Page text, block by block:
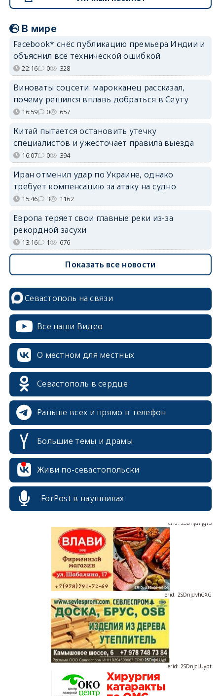
В мире
Facebook* снёс публикацию премьера Индии и
объяснил всё технической ошибкой
22:16 0 328
Виноваты соцсети: марокканец рассказал,
почему решился вплавь добраться в Сеуту
16:59 0 657
Китай пытается остановить утечку
специалистов и ужесточает правила выезда
16:07 0 394
Иран отменил удар по Украине, однако
требует компенсацию за атаку на судно
15:46 3 1162
Европа теряет свои главные реки из-за
рекордной засухи
13:16 1 676
Показать все новости
Севастополь на связи
Все наши Видео
О местном для местных
Севастополь в сердце
Раньше всех и прямо в телефон
Большие темы и драмы
Живи по-севастопольски
ForPost в наушниках
erid: 2SDnjdvhGXG
erid: 2SDnjcLUypt